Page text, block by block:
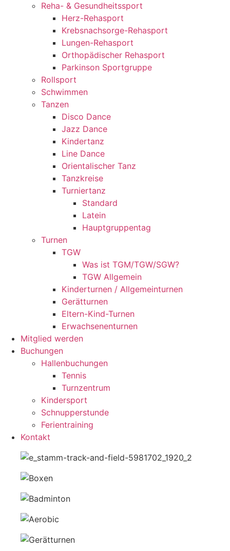
Reha- & Gesundheitssport
Herz-Rehasport
Krebsnachsorge-Rehasport
Lungen-Rehasport
Orthopädischer Rehasport
Parkinson Sportgruppe
Rollsport
Schwimmen
Tanzen
Disco Dance
Jazz Dance
Kindertanz
Line Dance
Orientalischer Tanz
Tanzkreise
Turniertanz
Standard
Latein
Hauptgruppentag
Turnen
TGW
Was ist TGM/TGW/SGW?
TGW Allgemein
Kinderturnen / Allgemeinturnen
Gerätturnen
Eltern-Kind-Turnen
Erwachsenenturnen
Mitglied werden
Buchungen
Hallenbuchungen
Tennis
Turnzentrum
Kindersport
Schnupperstunde
Ferientraining
Kontakt